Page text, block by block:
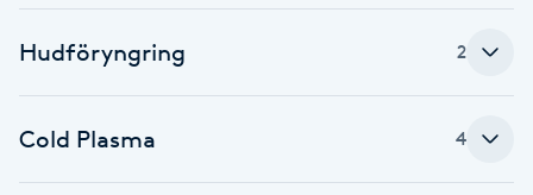
Gellack med förstärkning
Gravidmassage
Hudföryngring 2
Cold Plasma 4